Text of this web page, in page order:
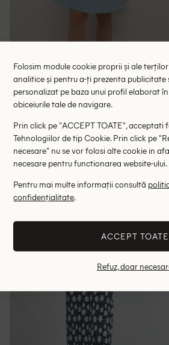
Rochie scurta Cream, albastru
134.00 lei
RRP: 449.00 lei
34
Altii au fost
Folosim module cookie proprii și ale
analitice și pentru a-ți prezenta publicitate
personalizat pe baza unui profil elaborat
obiceiurile tale de navigare.
Prin click pe "ACCEPT TOATE", acceptati
Tehnologiilor de tip Cookie. Prin click pe
necesare" nu se vor folosi alte cookie in
necesare pentru functionarea website-ului.
Pentru mai multe informații consultă
confidențialitate.
ACCEPT TOATE
Refuz, doar